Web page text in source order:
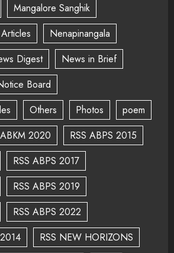
Mangalore Sanghik
Nenapinangala
Digest
News in Brief
Board
Others Photos
poem
2020
RSS ABPS 2015
RSS ABPS 2017
RSS ABPS 2019
RSS ABPS 2022
RSS NEW HORIZONS